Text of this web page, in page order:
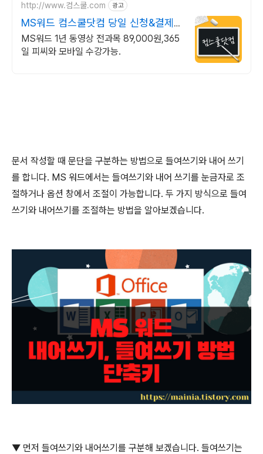
http://www.컴스쿨.com 광고
MS워드 컴스쿨닷컴 당일 신청&결제시
기프티콘!
MS워드 1년 동영상 전과목 89,000원,365
일 피씨와 모바일 수강가능.
문서 작성할 때 문단을 구분하는 방법으로 들여쓰기와 내어 쓰기
를 합니다. MS 워드에서는 들여쓰기와 내어 쓰기를 눈금자로 조
절하거나 옵션 창에서 조절이 가능합니다. 두 가지 방식으로 들여
쓰기와 내어쓰기를 조절하는 방법을 알아보겠습니다.
▼ 먼저 들여쓰기와 내어쓰기를 구분해 보겠습니다. 들여쓰기는